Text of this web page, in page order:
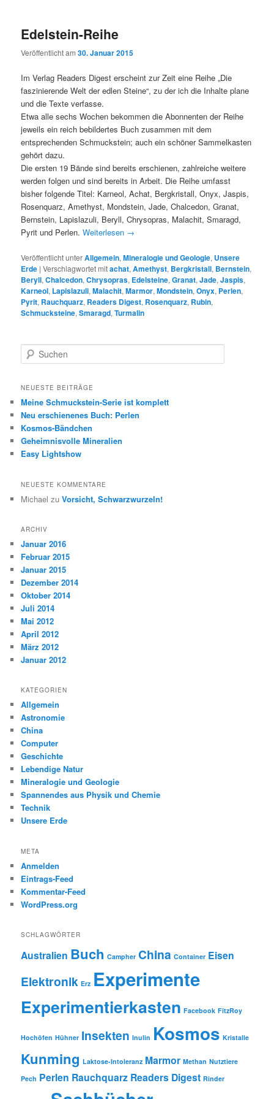
Edelstein-Reihe
Veröffentlicht am30. Januar 2015
Im Verlag Readers Digest erscheint zur Zeit eine Reihe „Die
faszinierende Welt der edlen Steine“, zu der ich die Inhalte plane
und die Texte verfasse.
Etwa alle sechs Wochen bekommen die Abonnenten der Reihe
jeweils ein reich bebildertes Buch zusammen mit dem
entsprechenden Schmuckstein; auch ein schöner Sammelkasten
gehört dazu.
Die ersten 19 Bände sind bereits erschienen, zahlreiche weitere
werden folgen und sind bereits in Arbeit. Die Reihe umfasst
bisher folgende Titel: Karneol, Achat, Bergkristall, Onyx, Jaspis,
Rosenquarz, Amethyst, Mondstein, Jade, Chalcedon, Granat,
Bernstein, Lapislazuli, Beryll, Chrysopras, Malachit, Smaragd,
Pyrit und Perlen.Weiterlesen →
Veröffentlicht unterAllgemein,Mineralogie und Geologie, Unsere
Erde |Verschlagwortet mitachat,Amethyst, Bergkristall, Bernstein,
Beryll,Chalcedon,Chrysopras, Edelsteine,Granat,Jade,Jaspis,
Karneol, Lapislazuli,Malachit,Marmor,Mondstein,Onyx, Perlen,
Pyrit, Rauchquarz, Readers Digest, Rosenquarz, Rubin,
Schmucksteine,Smaragd,Turmalin
u
h
n
NEUESTE BEITRÄGE
Meine Schmuckstein-Serie ist komplett
Neu erschienenes Buch: Perlen
Kosmos-Bändchen
Geheimnisvolle Mineralien
Easy Lightshow
NEUESTE KOMMENTARE
Michael zuVorsicht, Schwarzwurzeln!
ARCHIV
Januar 2016
Februar 2015
Januar 2015
Dezember 2014
Oktober 2014
Juli 2014
Mai 2012
April 2012
März 2012
Januar 2012
KATEGORIEN
Allgemein
Astronomie
China
Computer
Geschichte
Lebendige Natur
Mineralogie und Geologie
Spannendes aus Physik und Chemie
Technik
Unsere Erde
META
Anmelden
Eintrags-Feed
Kommentar-Feed
WordPress.org
SCHLAGWÖRTER
Australien Buch Campher China Container Eisen
Elektronik Erz Experimente
Experimentierkasten Facebook FitzRoy
Hochöfen Hühner Insekten Inulin Kosmos Kristalle
Kunming Laktose-Intoleranz Marmor Methan Nutztiere
Pech Perlen Rauchquarz Readers Digest Rinder